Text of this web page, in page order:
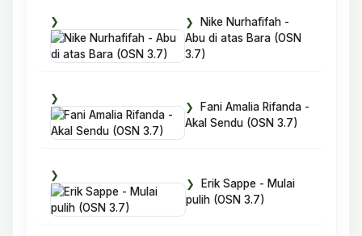
Nike Nurhafifah -
Abu di atas Bara (OSN
3.7)
Fani Amalia Rifanda -
Akal Sendu (OSN 3.7)
Erik Sappe - Mulai
pulih (OSN 3.7)